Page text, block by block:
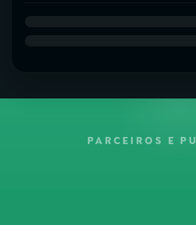
PARCEIROS E